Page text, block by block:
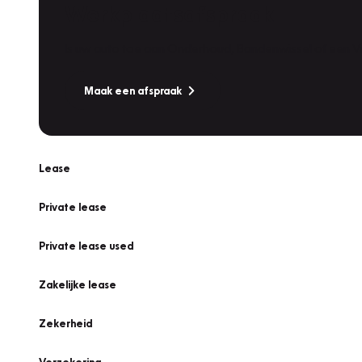
Maak een afspraak
Lease
Private lease
Private lease used
Zakelijke lease
Zekerheid